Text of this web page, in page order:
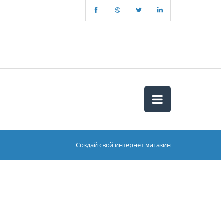
Создай свой интернет магазин